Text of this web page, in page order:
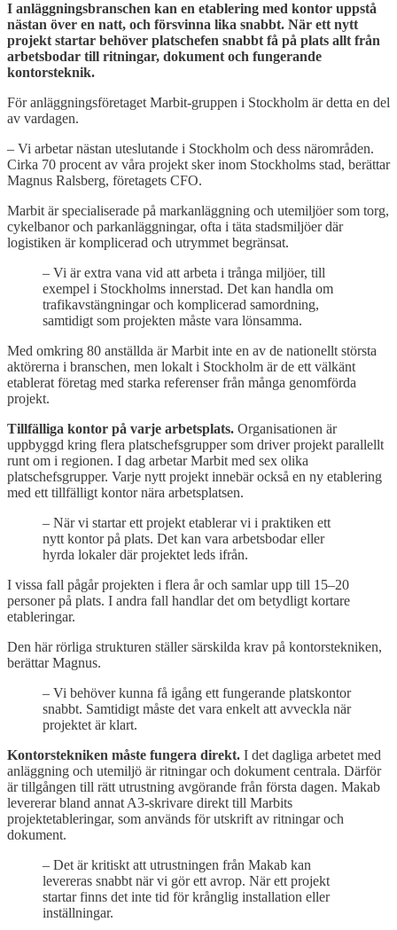
I anläggningsbranschen kan en etablering med kontor uppstå
nästan över en natt, och försvinna lika snabbt. När ett nytt
projekt startar behöver platschefen snabbt få på plats allt från
arbetsbodar till ritningar, dokument och fungerande
kontorsteknik.
För anläggningsföretaget Marbit-gruppen i Stockholm är detta en del
av vardagen.
– Vi arbetar nästan uteslutande i Stockholm och dess närområden.
Cirka 70 procent av våra projekt sker inom Stockholms stad, berättar
Magnus Ralsberg, företagets CFO.
Marbit är specialiserade på markanläggning och utemiljöer som torg,
cykelbanor och parkanläggningar, ofta i täta stadsmiljöer där
logistiken är komplicerad och utrymmet begränsat.
– Vi är extra vana vid att arbeta i trånga miljöer, till
exempel i Stockholms innerstad. Det kan handla om
trafikavstängningar och komplicerad samordning,
samtidigt som projekten måste vara lönsamma.
Med omkring 80 anställda är Marbit inte en av de nationellt största
aktörerna i branschen, men lokalt i Stockholm är de ett välkänt
etablerat företag med starka referenser från många genomförda
projekt.
Tillfälliga kontor på varje arbetsplats. Organisationen är
uppbyggd kring flera platschefsgrupper som driver projekt parallellt
runt om i regionen. I dag arbetar Marbit med sex olika
platschefsgrupper. Varje nytt projekt innebär också en ny etablering
med ett tillfälligt kontor nära arbetsplatsen.
– När vi startar ett projekt etablerar vi i praktiken ett
nytt kontor på plats. Det kan vara arbetsbodar eller
hyrda lokaler där projektet leds ifrån.
I vissa fall pågår projekten i flera år och samlar upp till 15–20
personer på plats. I andra fall handlar det om betydligt kortare
etableringar.
Den här rörliga strukturen ställer särskilda krav på kontorstekniken,
berättar Magnus.
– Vi behöver kunna få igång ett fungerande platskontor
snabbt. Samtidigt måste det vara enkelt att avveckla när
projektet är klart.
Kontorstekniken måste fungera direkt. I det dagliga arbetet med
anläggning och utemiljö är ritningar och dokument centrala. Därför
är tillgången till rätt utrustning avgörande från första dagen. Makab
levererar bland annat A3-skrivare direkt till Marbits
projektetableringar, som används för utskrift av ritningar och
dokument.
– Det är kritiskt att utrustningen från Makab kan
levereras snabbt när vi gör ett avrop. När ett projekt
startar finns det inte tid för krånglig installation eller
inställningar.